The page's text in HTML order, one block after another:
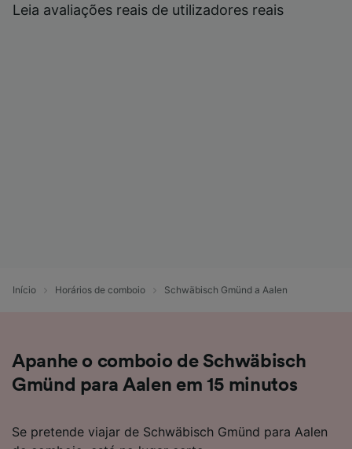
Leia avaliações reais de utilizadores reais
Início Horários de comboio Schwäbisch Gmünd a Aalen
Apanhe o comboio de Schwäbisch
Gmünd para Aalen em 15 minutos
Se pretende viajar de Schwäbisch Gmünd para Aalen